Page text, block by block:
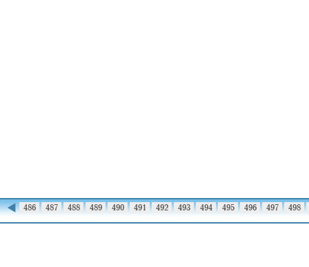
◀
485 486 487 488 489 490 491 492 493 494 495 496 497 498